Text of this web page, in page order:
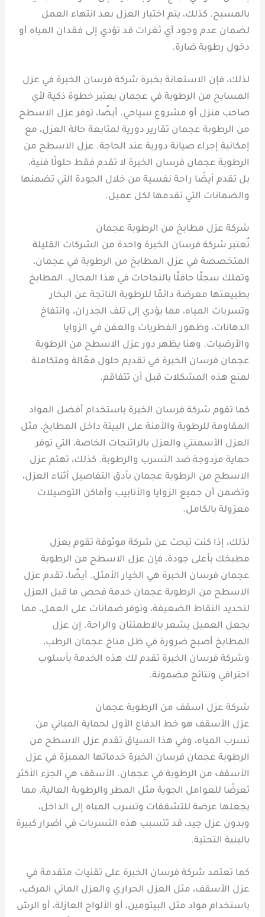
بالمسبح. كذلك، يتم اختبار العزل بعد انتهاء العمل
لضمان عدم وجود أي ثغرات قد تؤدي إلى فقدان المياه أو
دخول رطوبة ضارة.
لذلك، فإن الاستعانة بخبرة شركة فرسان الخبرة في عزل
المسابح من الرطوبة في عجمان يعتبر خطوة ذكية لأي
صاحب منزل أو مشروع سياحي. أيضًا، توفر عزل الاسطح
من الرطوبة عجمان تقارير دورية لمتابعة حالة العزل، مع
إمكانية إجراء صيانة دورية عند الحاجة. عزل الاسطح من
الرطوبة عجمان فرسان الخبرة لا تقدم فقط حلولًا فنية،
بل تقدم أيضًا راحة نفسية من خلال الجودة التي تضمنها
والضمانات التي تقدمها لكل عميل.
شركة عزل مطابخ من الرطوبة عجمان
تُعتبر شركة فرسان الخبرة واحدة من الشركات القليلة
المتخصصة في عزل المطابخ من الرطوبة في عجمان،
وتملك سجلًا حافلًا بالنجاحات في هذا المجال. المطابخ
بطبيعتها معرضة دائمًا للرطوبة الناتجة عن البخار
وتسربات المياه، مما يؤدي إلى تلف الجدران، وانتفاخ
الدهانات، وظهور الفطريات والعفن في الزوايا
والأرضيات. وهنا يظهر دور عزل الاسطح من الرطوبة
عجمان فرسان الخبرة في تقديم حلول فعّالة ومتكاملة
لمنع هذه المشكلات قبل أن تتفاقم.
كما تقوم شركة فرسان الخبرة باستخدام أفضل المواد
المقاومة للرطوبة والآمنة على البيئة داخل المطابخ، مثل
العزل الأسمنتي والعزل بالراتنجات الخاصة، التي توفر
حماية مزدوجة ضد التسرب والرطوبة. كذلك، تهتم عزل
الاسطح من الرطوبة عجمان بأدق التفاصيل أثناء العزل،
وتضمن أن جميع الزوايا والأنابيب وأماكن التوصيلات
معزولة بالكامل.
لذلك، إذا كنت تبحث عن شركة موثوقة تقوم بعزل
مطبخك بأعلى جودة، فإن عزل الاسطح من الرطوبة
عجمان فرسان الخبرة هي الخيار الأمثل. أيضًا، تقدم عزل
الاسطح من الرطوبة عجمان خدمة فحص ما قبل العزل
لتحديد النقاط الضعيفة، وتوفر ضمانات على العمل، مما
يجعل العميل يشعر بالاطمئنان والراحة. إن عزل
المطابخ أصبح ضرورة في ظل مناخ عجمان الرطب،
وشركة فرسان الخبرة تقدم لك هذه الخدمة بأسلوب
احترافي ونتائج مضمونة.
شركة عزل اسقف من الرطوبة عجمان
عزل الأسقف هو خط الدفاع الأول لحماية المباني من
تسرب المياه، وفي هذا السياق تقدم عزل الاسطح من
الرطوبة عجمان فرسان الخبرة خدماتها المميزة في عزل
الأسقف من الرطوبة في عجمان. الأسقف هي الجزء الأكثر
تعرضًا للعوامل الجوية مثل المطر والرطوبة العالية، مما
يجعلها عرضة للتشققات وتسرب المياه إلى الداخل،
وبدون عزل جيد، قد تتسبب هذه التسربات في أضرار كبيرة
بالبنية التحتية.
كما تعتمد شركة فرسان الخبرة على تقنيات متقدمة في
عزل الأسقف، مثل العزل الحراري والعزل المائي المركب،
باستخدام مواد مثل البيتومين، أو الألواح العازلة، أو الرش